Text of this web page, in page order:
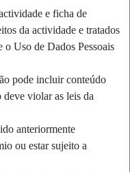
e ficha de
da actividade e tratados
o Uso de Dados Pessoais
pode incluir conteúdo
violar as leis da
anteriormente
ou estar sujeito a